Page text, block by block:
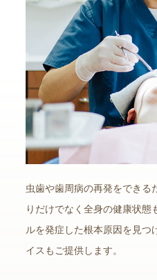
虫歯や歯周病の再発をできる
りだけでなく全身の健康状態
ルを発症した根本原因を見つ
イスもご提供します。